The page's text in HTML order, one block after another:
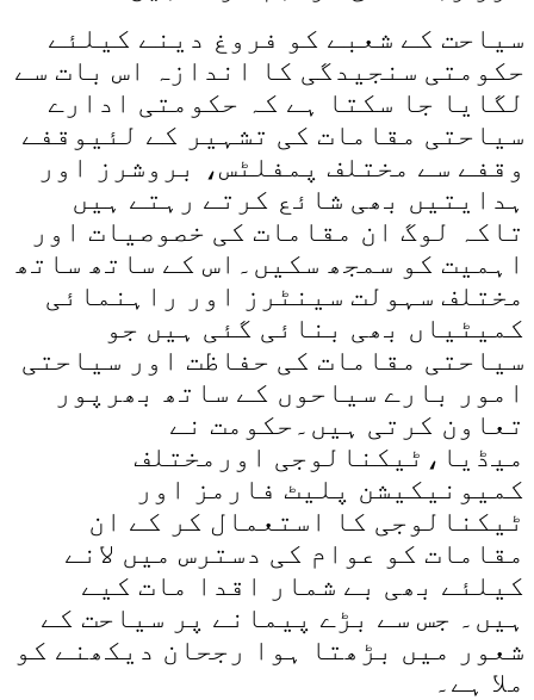
سیاحت کے شعبے کو فروغ دینے کیلئے
حکومتی سنجیدگی کا اندازہ اس بات سے
لگایا جا سکتا ہے کہ حکومتی ادارے
سیاحتی مقامات کی تشہیر کے لئیوقفے
وقفے سے مختلف پمفلٹس، بروشرز اور
ہدایتیں بھی شائع کرتے رہتے ہیں
تاکہ لوگ ان مقامات کی خصوصیات اور
اہمیت کو سمجھ سکیں۔اس کے ساتھ ساتھ
مختلف سہولت سینٹرز اور راہنمائی
کمیٹیاں بھی بنائی گئی ہیں جو
سیاحتی مقامات کی حفاظت اور سیاحتی
امور بارے سیاحوں کے ساتھ بھرپور
تعاون کرتی ہیں۔حکومت نے
میڈیا،ٹیکنالوجی اورمختلف
کمیونیکیشن پلیٹ فارمز اور
ٹیکنالوجی کا استعمال کر کے ان
مقامات کو عوام کی دسترس میں لانے
کیلئے بھی بے شمار اقدا مات کیے
ہیں۔ جس سے بڑے پیمانے پر سیاحت کے
شعور میں بڑھتا ہوا رجحان دیکھنے کو
ملا ہے۔